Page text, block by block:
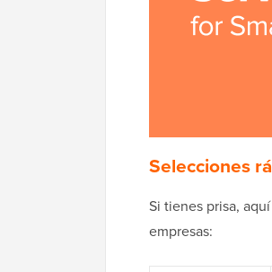
Selecciones
Si tienes prisa,
empresas: